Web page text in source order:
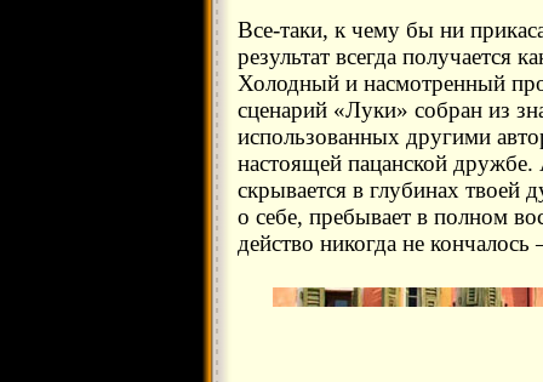
Все-таки, к чему бы ни
результат всегда
Холодный и насмотренный
сценарий «Луки» собран из
использованных другими
настоящей пацанской
скрывается в глубинах твоей
о себе, пребывает в полном
действо никогда не